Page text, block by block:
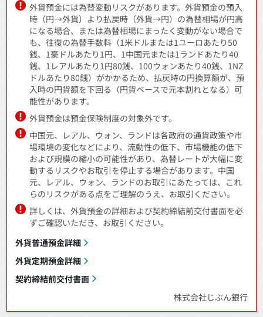
外貨預金には為替変動リスクがあります。外貨預金の預入
時（円→外貨）より払戻時（外貨→円）の為替相場が円高
になる場合、または為替相場にまったく変動がない場合で
も、往復の為替手数料（1米ドルまたは1ユーロあたり50
銭、1豪ドルあたり1円、1中国元または1ランドあたり40
銭、1レアルあたり1円80銭、100ウォンあたり40銭、1NZ
ドルあたり80銭）がかかるため、払戻時の円換算額が、預
入時の円貨額を下回る（円貨ベースで元本割れとなる）可
能性があります。
外貨預金は預金保険制度の対象外です。
中国元、レアル、ウォン、ランドは各政府の通貨政策や市
場環境の変化などにより、流動性の低下、市場機能の低下
および規模の縮小の可能性があり、為替レートが大幅に変
動するリスクやお取引を停止する場合があります。中国
元、レアル、ウォン、ランドのお取引にあたっては、これ
らのリスクがある点をご理解のうえ、お取引ください。
詳しくは、外貨預金の詳細および契約締結前交付書面を必
ずご確認いただき、お取引ください。
外貨普通預金詳細
外貨定期預金詳細
契約締結前交付書面
株式会社じぶん銀行